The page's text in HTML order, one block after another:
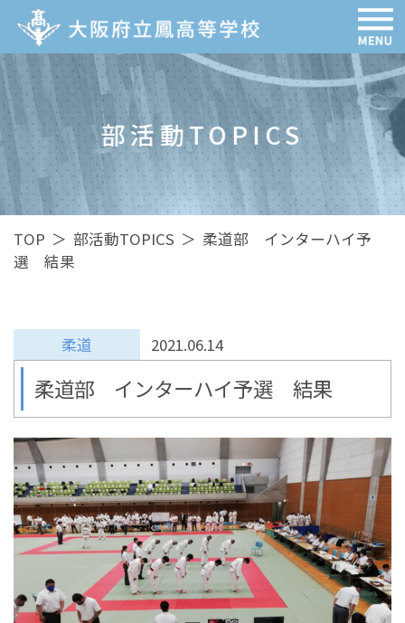
部活動TOPICS
TOP ＞ 部活動TOPICS ＞ 柔道部 インターハイ予
選 結果
柔道 2021.06.14
柔道部 インターハイ予選 結果